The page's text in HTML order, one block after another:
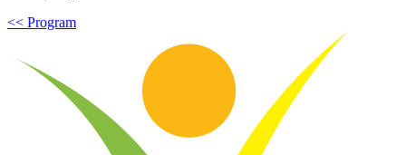
<< Program